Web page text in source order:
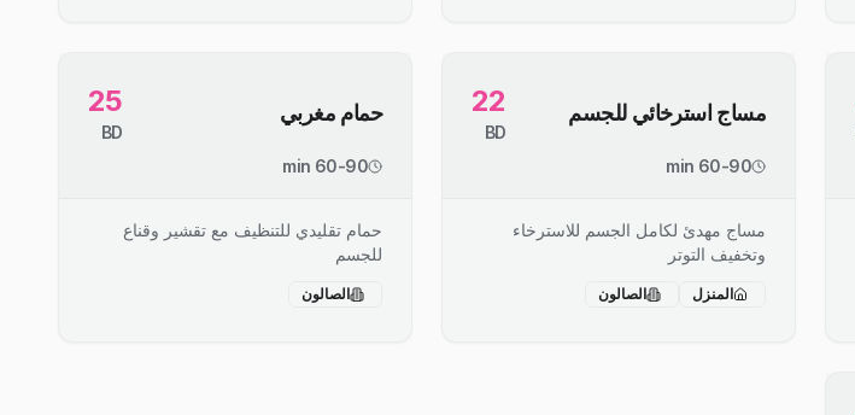
مساج استرخائي للجسم 22
BD
60-90 min
مساج مهدئ لكامل الجسم للاسترخاء
وتخفيف التوتر
المنزل الصالون
حمام مغربي 25
BD
60-90 min
حمام تقليدي للتنظيف مع تقشير وقناع
للجسم
الصالون